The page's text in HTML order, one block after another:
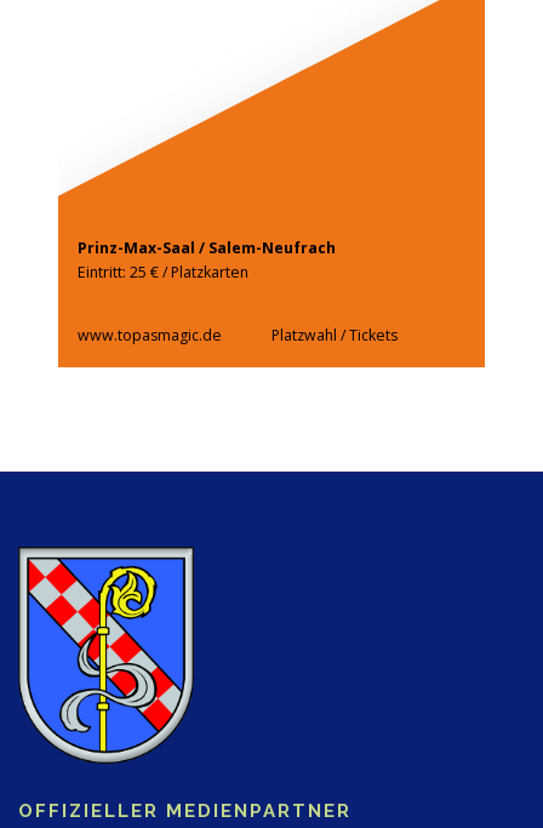
Prinz-Max-Saal / Salem-Neufrach
Eintritt: 25 € / Platzkarten
www.topasmagic.de Platzwahl / Tickets
OFFIZIELLER MEDIENPARTNER